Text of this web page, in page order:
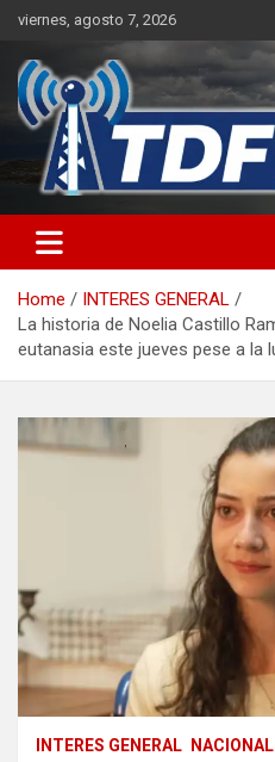
Skip
content
viernes, agosto 7, 2026
Home
INTERES GENERAL
La historia de Noelia Castillo
eutanasia este jueves pese a la
INTERES GENERAL